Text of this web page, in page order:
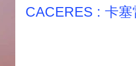
CACERES : 卡塞